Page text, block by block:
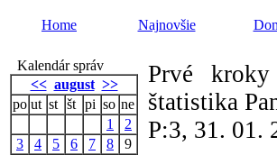
Home Najnovšie
Kalendár správ
<< august >>
po ut st št pi so ne
1
2
3
4 5 6 7 8
9
Prvé
štatistika
P:3, 31. 01.